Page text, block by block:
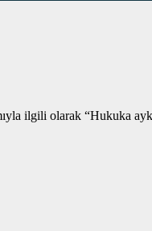
ilgili olarak “Hukuka